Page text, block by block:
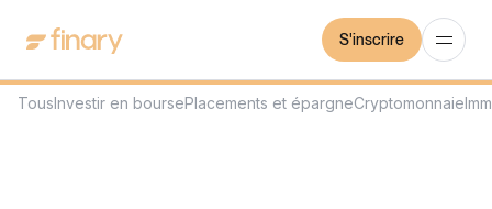
S'inscrire
TousInvestir en boursePlacements et épargneCryptomonnaie